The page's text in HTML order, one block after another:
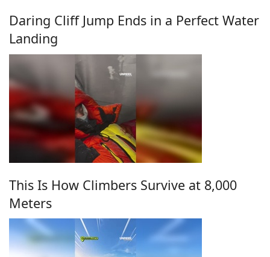
Daring Cliff Jump Ends in a Perfect Water
Landing
This Is How Climbers Survive at 8,000
Meters